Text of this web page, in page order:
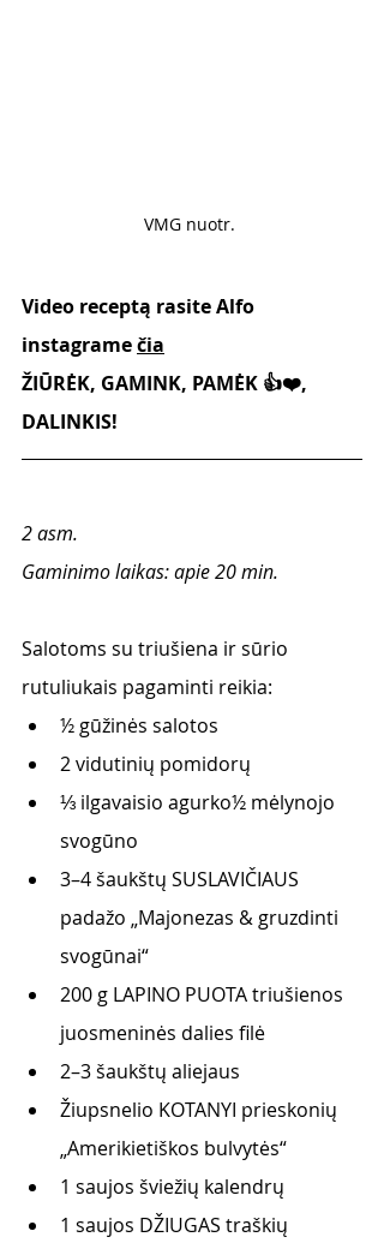
VMG nuotr.
Video receptą rasite Alfo
instagrame čia
ŽIŪRĖK, GAMINK, PAMĖK 👍❤️,
DALINKIS!
2 asm.
Gaminimo laikas: apie 20 min.
Salotoms su triušiena ir sūrio
rutuliukais pagaminti reikia:
½ gūžinės salotos
2 vidutinių pomidorų
⅓ ilgavaisio agurko½ mėlynojo
svogūno
3–4 šaukštų SUSLAVIČIAUS
padažo „Majonezas & gruzdinti
svogūnai“
200 g LAPINO PUOTA triušienos
juosmeninės dalies filė
2–3 šaukštų aliejaus
Žiupsnelio KOTANYI prieskonių
„Amerikietiškos bulvytės“
1 saujos šviežių kalendrų
1 saujos DŽIUGAS traškių